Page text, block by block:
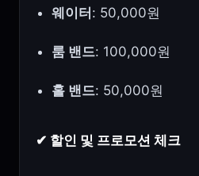
웨이터 : 50,000원
룸 밴드: 100,000원
홀 밴드: 50,000원
✔ 할인 및 프로모션 체크